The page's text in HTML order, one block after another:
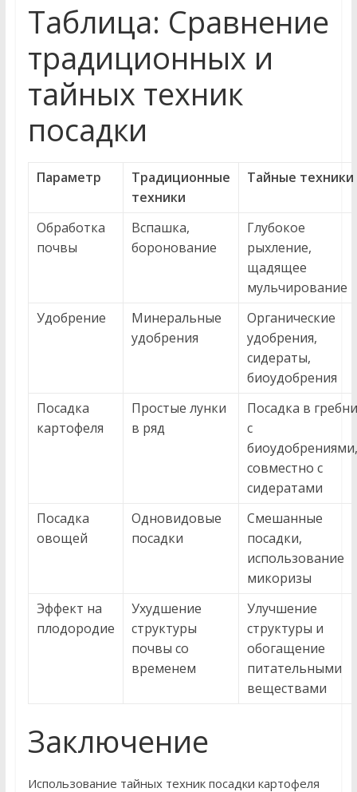
Таблица: Сравнение
традиционных и
тайных техник
посадки
Параметр
Традиционные
техники
Тайные техники
Обработка
почвы
Вспашка,
боронование
Глубокое
рыхление,
щадящее
мульчирование
Удобрение
Минеральные
удобрения
Органические
удобрения,
сидераты,
биоудобрения
Посадка
картофеля
Простые лунки
в ряд
Посадка в гребни
с
биоудобрениями,
совместно с
сидератами
Посадка
овощей
Одновидовые
посадки
Смешанные
посадки,
использование
микоризы
Эффект на
плодородие
Ухудшение
структуры
почвы со
временем
Улучшение
структуры и
обогащение
питательными
веществами
Заключение
Использование тайных техник посадки картофеля